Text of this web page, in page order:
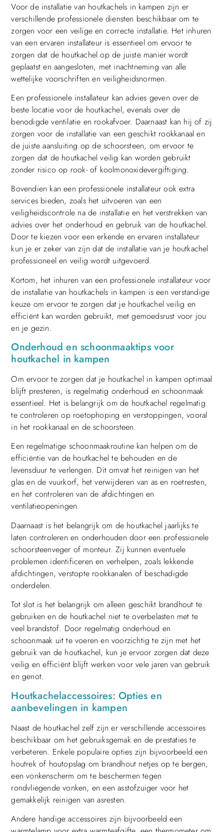
Voor de installatie van houtkachels in kampen zijn er
verschillende professionele diensten beschikbaar om te
zorgen voor een veilige en correcte installatie. Het inhuren
van een ervaren installateur is essentieel om ervoor te
zorgen dat de houtkachel op de juiste manier wordt
geplaatst en aangesloten, met inachtneming van alle
wettelijke voorschriften en veiligheidsnormen.
Een professionele installateur kan advies geven over de
beste locatie voor de houtkachel, evenals over de
benodigde ventilatie en rookafvoer. Daarnaast kan hij of zij
zorgen voor de installatie van een geschikt rookkanaal en
de juiste aansluiting op de schoorsteen, om ervoor te
zorgen dat de houtkachel veilig kan worden gebruikt
zonder risico op rook- of koolmonoxidevergiftiging.
Bovendien kan een professionele installateur ook extra
services bieden, zoals het uitvoeren van een
veiligheidscontrole na de installatie en het verstrekken van
advies over het onderhoud en gebruik van de houtkachel.
Door te kiezen voor een erkende en ervaren installateur
kun je er zeker van zijn dat de installatie van je houtkachel
professioneel en veilig wordt uitgevoerd.
Kortom, het inhuren van een professionele installateur voor
de installatie van houtkachels in kampen is een verstandige
keuze om ervoor te zorgen dat je houtkachel veilig en
efficiënt kan worden gebruikt, met gemoedsrust voor jou
en je gezin.
Onderhoud en schoonmaaktips voor
houtkachel in kampen
Om ervoor te zorgen dat je houtkachel in kampen optimaal
blijft presteren, is regelmatig onderhoud en schoonmaak
essentieel. Het is belangrijk om de houtkachel regelmatig
te controleren op roetophoping en verstoppingen, vooral
in het rookkanaal en de schoorsteen.
Een regelmatige schoonmaakroutine kan helpen om de
efficiëntie van de houtkachel te behouden en de
levensduur te verlengen. Dit omvat het reinigen van het
glas en de vuurkorf, het verwijderen van as en roetresten,
en het controleren van de afdichtingen en
ventilatieopeningen.
Daarnaast is het belangrijk om de houtkachel jaarlijks te
laten controleren en onderhouden door een professionele
schoorsteenveger of monteur. Zij kunnen eventuele
problemen identificeren en verhelpen, zoals lekkende
afdichtingen, verstopte rookkanalen of beschadigde
onderdelen.
Tot slot is het belangrijk om alleen geschikt brandhout te
gebruiken en de houtkachel niet te overbelasten met te
veel brandstof. Door regelmatig onderhoud en
schoonmaak uit te voeren en voorzichtig te zijn met het
gebruik van de houtkachel, kun je ervoor zorgen dat deze
veilig en efficiënt blijft werken voor vele jaren van gebruik
en genot.
Houtkachelaccessoires: Opties en
aanbevelingen in kampen
Naast de houtkachel zelf zijn er verschillende accessoires
beschikbaar om het gebruiksgemak en de prestaties te
verbeteren. Enkele populaire opties zijn bijvoorbeeld een
houtrek of houtopslag om brandhout netjes op te bergen,
een vonkenscherm om te beschermen tegen
rondvliegende vonken, en een asstofzuiger voor het
gemakkelijk reinigen van asresten.
Andere handige accessoires zijn bijvoorbeeld een